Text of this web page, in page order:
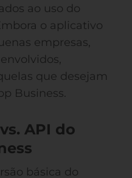
ao uso do
o aplicativo
empresas,
que desejam
Business.
API do
básica do